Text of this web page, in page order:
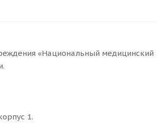
«Национальный медицинский
1.